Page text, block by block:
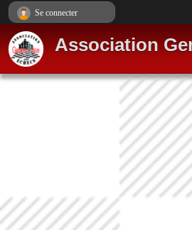
Association
Se connecter
Panneau de gestion des cookies